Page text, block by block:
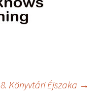
8. Könyvtári Éjszaka →